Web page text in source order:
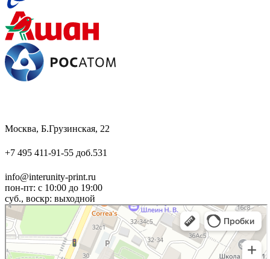
Москва, Б.Грузинская, 22
+7 495 411-91-55 доб.531
info@interunity-print.ru
пон-пт: с 10:00 до 19:00
суб., воскр: выходной